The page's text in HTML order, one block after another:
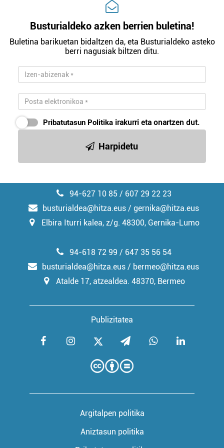
Busturialdeko azken berrien buletina!
Buletina barikuetan bidaltzen da, eta Busturialdeko asteko
berri nagusiak biltzen ditu.
Pribatutasun Politika irakurri eta onartzen dut.
Harpidetu
94-627 10 85 / 607 29 22 23
busturialdea@hitza.eus / gernika@hitza.eus
Elbira Iturri kalea, z/g. 48300, Gernika-Lumo
Publizitatea
94-618 72 99 / 647 35 56 54
busturialdea@hitza.eus / bermeo@hitza.eus
Atalde 17, atzealdea. 48370, Bermeo
Argitalpen politika
Aniztasun politika